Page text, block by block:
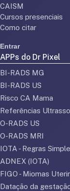
CAISM
Cursos presenciais
Como citar
Entrar
APPs do Dr Pixel
BI-RADS MG
BI-RADS US
Risco CA Mama
Referências
O-RADS US
O-RADS MRI
IOTA - Regras
ADNEX (IOTA)
FIGO - Miomas
Datação da